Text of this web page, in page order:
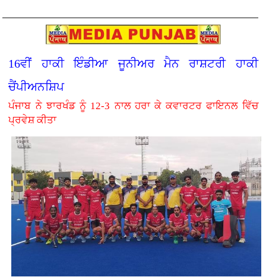
16ਵੀਂ ਹਾਕੀ ਇੰਡੀਆ ਜੂਨੀਅਰ ਮੈਨ ਰਾਸ਼ਟਰੀ ਹਾਕੀ
ਚੈਂਪੀਅਨਸ਼ਿਪ
ਪੰਜਾਬ ਨੇ ਝਾਰਖੰਡ ਨੂੰ 12-3 ਨਾਲ ਹਰਾ ਕੇ ਕਵਾਰਟਰ ਫਾਇਨਲ ਵਿੱਚ
ਪ੍ਰਵੇਸ਼ ਕੀਤਾ